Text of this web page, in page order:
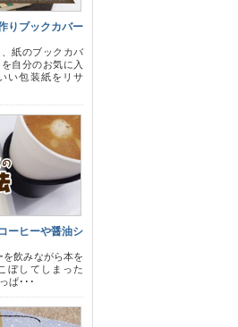
りブックカバー
紙のブックカバ
自分のお気に入
い包装紙をリサ
ーヒーや醤油シ
を飲みながら本を
ぼしてしまった
ぱ･･･